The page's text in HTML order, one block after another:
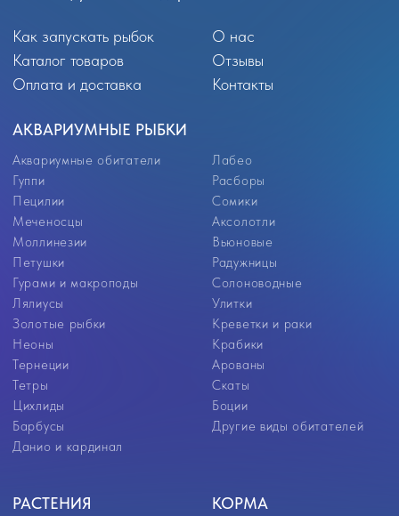
Золотые рыбки
Тернеции
Тетры
Данио и кардинал
Креветки и раки
Растения для аквариума
Растения переднего плана
Растения среднего плана
Растения заднего плана
Аквариумные мхи
Универсальные корма
Корма для цихлид
Корм для петушков
Корм для донных рыб
Корм для ракообразных
Корм для мальков
Замороженный корм
РАСТЕНИЯ КОРМА